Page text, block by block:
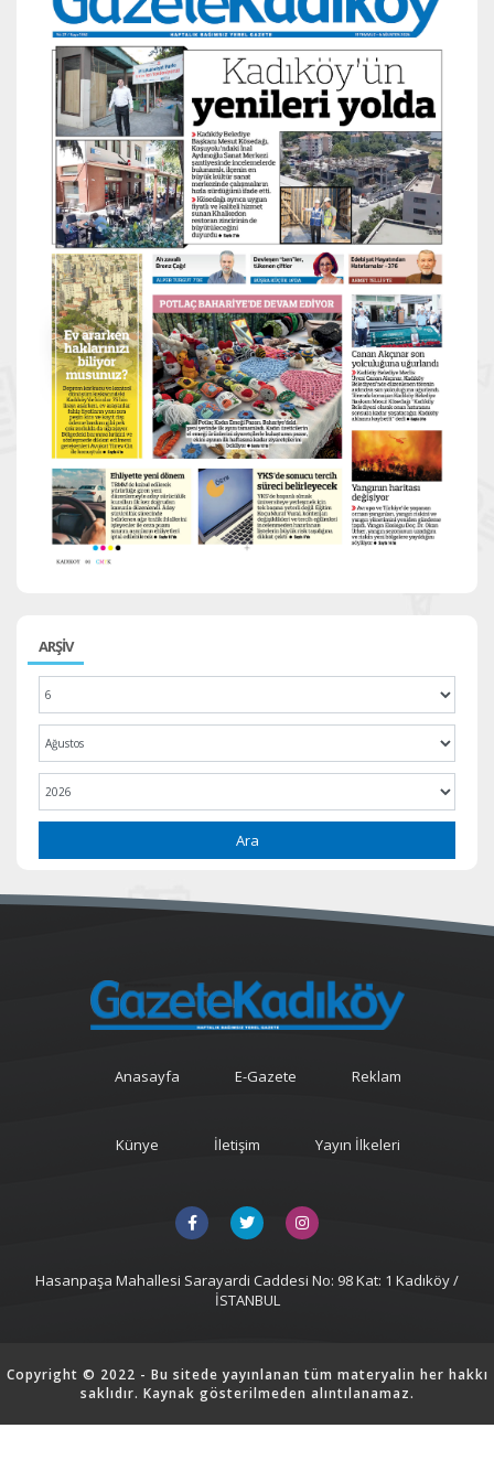
ARŞİV
Ara
Anasayfa E-Gazete Reklam
Künye İletişim Yayın İlkeleri
Hasanpaşa Mahallesi Sarayardi Caddesi No: 98 Kat: 1 Kadıköy /
İSTANBUL
Copyright © 2022 - Bu sitede yayınlanan tüm materyalin her hakkı
saklıdır. Kaynak gösterilmeden alıntılanamaz.